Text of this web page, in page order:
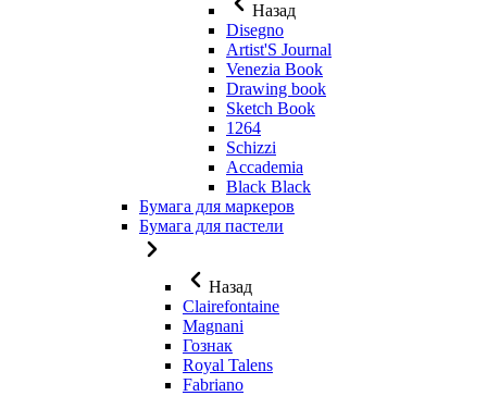
Назад
Disegno
Artist'S Journal
Venezia Book
Drawing book
Sketch Book
1264
Schizzi
Accademia
Black Black
Бумага для маркеров
Бумага для пастели
Назад
Clairefontaine
Magnani
Гознак
Royal Talens
Fabriano